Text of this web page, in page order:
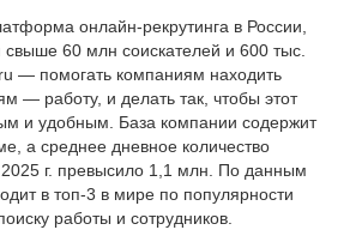
онлайн-рекрутинга в России,
свыше 60 млн соискателей и 600 тыс.
— помогать компаниям находить
— работу, и делать так, чтобы этот
и удобным. База компании содержит
а среднее дневное количество
2025 г. превысило 1,1 млн. По данным
в топ-3 в мире по популярности
работы и сотрудников.